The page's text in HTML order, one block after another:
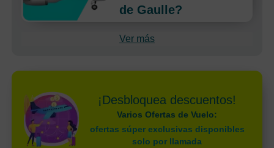
de Gaulle?
Ver más
¡Desbloquea descuentos!
Varios Ofertas de Vuelo:
ofertas súper exclusivas disponibles
solo por llamada